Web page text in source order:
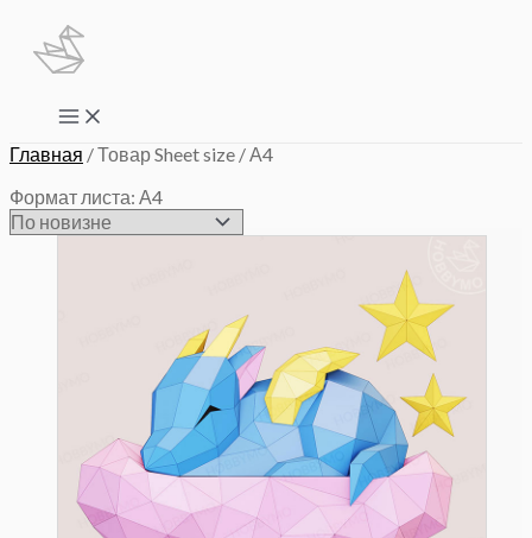
Перейти
содержимому
Main
Menu
Главная / Товар Sheet size / А4
Формат листа: А4